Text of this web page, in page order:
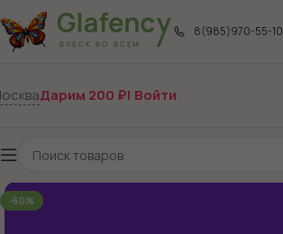
8(985)970-55-10
Дарим 200 ₽! Войти
-60%